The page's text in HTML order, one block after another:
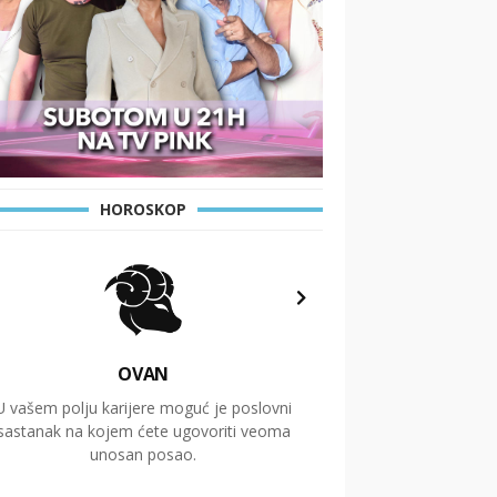
HOROSKOP
OVAN
vašem polju karijere moguć je poslovni
na kojem ćete ugovoriti veoma
unosan posao.